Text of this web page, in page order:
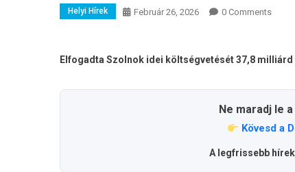
Helyi Hírek Február 26, 2026 0 Comments
Elfogadta Szolnok idei költségvetését 37,8
Ne maradj le
Kövesd a
A legfrissebb